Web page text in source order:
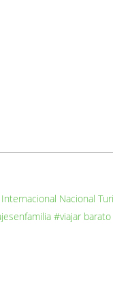
Internacional Nacional
#viajar barato